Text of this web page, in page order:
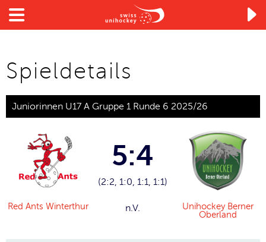

Spieldetails
Juniorinnen U17 A Gruppe 1 Runde 6 2025/26
Red Ants Winterthur
5:4
(2:2, 1:0, 1:1, 1:1)
n.V.
Unihockey Berner
Oberland